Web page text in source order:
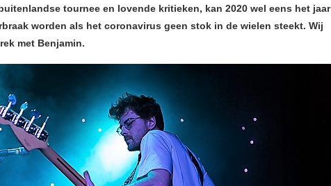
tournee en lovende kritieken, kan 2020 wel eens het jaar
worden als het coronavirus geen stok in de wielen steekt. Wij
met Benjamin.